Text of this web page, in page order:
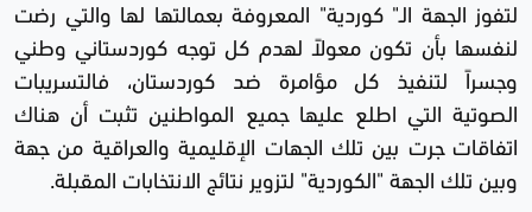
لتفوز الجهة الـ" كوردية" المعروفة بعمالتها لها والتي رضت
لنفسها بأن تكون معولاً لهدم كل توجه كوردستاني وطني
وجسراً لتنفيذ كل مؤامرة ضد كوردستان، فالتسريبات
الصوتية التي اطلع عليها جميع المواطنين تثبت أن هناك
اتفاقات جرت بين تلك الجهات الإقليمية والعراقية من جهة
وبين تلك الجهة "الكوردية" لتزوير نتائج الانتخابات المقبلة.